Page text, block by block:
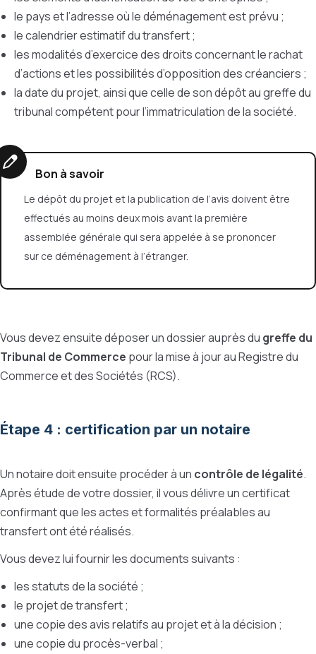
le pays et l’adresse où le déménagement est prévu ;
le calendrier estimatif du transfert ;
les modalités d’exercice des droits concernant le rachat
d’actions et les possibilités d’opposition des créanciers ;
la date du projet, ainsi que celle de son dépôt au greffe du
tribunal compétent pour l’immatriculation de la société.
Bon à savoir
Le dépôt du projet et la publication de l’avis doivent être
effectués au moins deux mois avant la première
assemblée générale qui sera appelée à se prononcer
sur ce déménagement à l’étranger.
Vous devez ensuite déposer un dossier auprès du greffe du
Tribunal de Commerce pour la mise à jour au Registre du
Commerce et des Sociétés (RCS).
Étape 4 : certification par un notaire
Un notaire doit ensuite procéder à un contrôle de légalité.
Après étude de votre dossier, il vous délivre un certificat
confirmant que les actes et formalités préalables au
transfert ont été réalisés.
Vous devez lui fournir les documents suivants :
les statuts de la société ;
le projet de transfert ;
une copie des avis relatifs au projet et à la décision ;
une copie du procès-verbal ;